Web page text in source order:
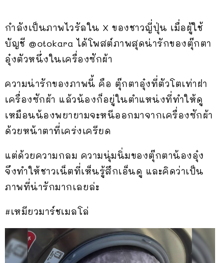
กำลังเป็นภาพไวรัลใน X ของชาวญี่ปุ่น เมื่อผู้ใช้
บัญชี @otokara ได้โพสต์ภาพสุดน่ารักของตุ๊กตา
อุ๋งตัวหนึ่งในเครื่องซักผ้า
ความน่ารักของภาพนี้ คือ ตุ๊กตาอุ๋งที่ตัวโตเท่าฝา
เครื่องซักผ้า แล้วน้องก็อยู่ในตำแหน่งที่ทำให้ดู
เหมือนน้องพยายามจะหนีออกมาจากเครื่องซักผ้า
ด้วยหน้าตาที่เคร่งเครียด
แต่ด้วยความกลม ความนุ่มนิ่มของตุ๊กตาน้องอุ๋ง
จึงทำให้ชาวเน็ตที่เห็นรู้สึกเอ็นดู และคิดว่าเป็น
ภาพที่น่ารักมากเลยล่ะ
#เหมียวมาร์ชเมลโล่